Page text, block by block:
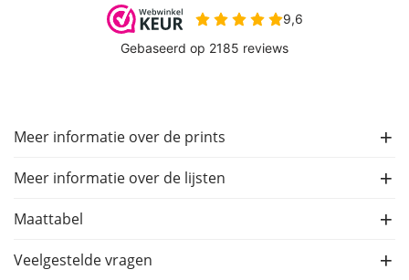
Meer informatie over de prints
Meer informatie over de lijsten
Maattabel
Veelgestelde vragen